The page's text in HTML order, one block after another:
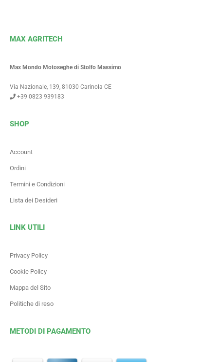
MAX AGRITECH
Max Mondo Motoseghe di Stolfo Massimo
Via Nazionale, 139, 81030 Carinola CE
+39 0823 939183
SHOP
Account
Ordini
Termini e Condizioni
Lista dei Desideri
LINK UTILI
Privacy Policy
Cookie Policy
Mappa del Sito
Politiche di reso
METODI DI PAGAMENTO